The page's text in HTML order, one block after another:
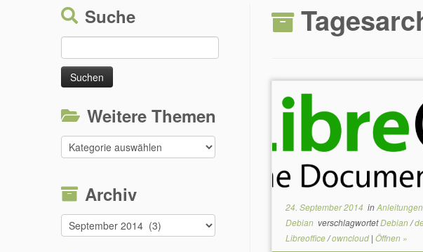
Suche
nach:
Weitere Themen
Weitere
Themen
Archiv
Archiv
24. September 2014 in
Debian verschlagwortetDebian/
Libreoffice/owncloud |Öffnen »